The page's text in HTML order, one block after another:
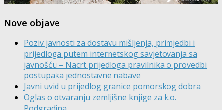
Nove objave
Poziv javnosti za dostavu mišljenja, primjedbi i
prijedloga putem internetskog savjetovanja sa
javnošću – Nacrt prijedloga pravilnika o provedbi
postupaka jednostavne nabave
Javni uvid u prijedlog granice pomorskog dobra
Oglas o otvaranju zemljišne knjige za k.o.